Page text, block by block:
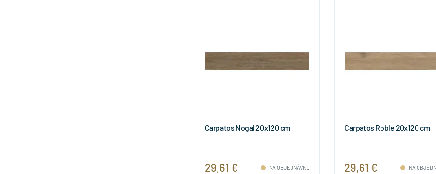
Carpatos Nogal 20x120 cm
29,61 € NA OBJEDNÁVKU
Carpatos Roble 20x120 cm
29,61 € NA